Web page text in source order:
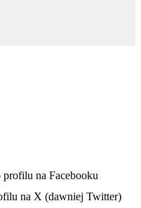
karcie
profilu na Facebooku
na X (dawniej Twitter)